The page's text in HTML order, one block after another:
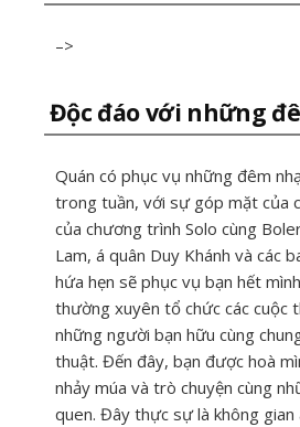
–>
Độc đáo với những
Quán có phục vụ những đêm
trong tuần, với sự góp mặt của
của chương trình Solo cùng
Lam, á quân Duy Khánh và các
hứa hẹn sẽ phục vụ bạn hết
thường xuyên tổ chức các cuộc
những người bạn hữu cùng
thuật. Đến đây, bạn được hoà
nhảy múa và trò chuyện cùng
quen. Đây thực sự là không